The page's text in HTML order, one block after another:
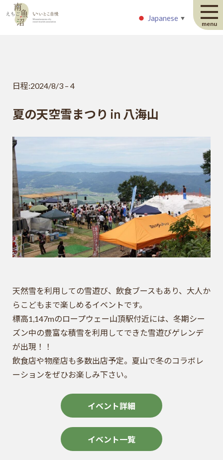
Japanese ▼
Japanese ▼
menu
日程:2024/8/3– 4
夏の天空雪まつり in 八海山
天然雪を利用しての雪遊び、飲食ブースもあり、大人か
らこどもまで楽しめるイベントです。
標高1,147mのロープウェー山頂駅付近には、冬期シー
ズン中の豊富な積雪を利用してできた雪遊びゲレンデ
が出現！！
飲食店や物産店も多数出店予定。夏山で冬のコラボレ
ーションをぜひお楽しみ下さい。
イベント詳細
イベント一覧